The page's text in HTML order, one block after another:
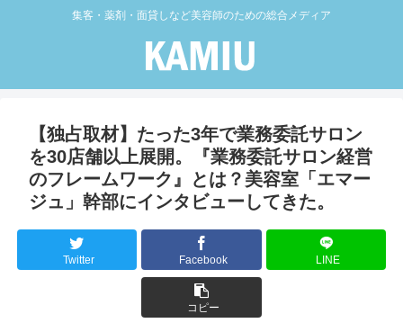
集客・薬剤・面貸しなど美容師のための総合メディア
【独占取材】たった3年で業務委託サロン
を30店舗以上展開。『業務委託サロン経営
のフレームワーク』とは？美容室「エマー
ジュ」幹部にインタビューしてきた。
Twitter Facebook LINE
コピー